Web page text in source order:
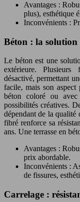
Avantages :
plus), esthétique
Inconvénients :
Béton : la solution
Le béton est une
extérieure.
désactivé, permettant
facile, mais son
béton coloré ou
possibilités créatives.
dépendant de la qualité
fibré renforce sa
ans. Une terrasse en
Avantages :
prix abordable.
Inconvénients :
de fissures,
Carrelage :